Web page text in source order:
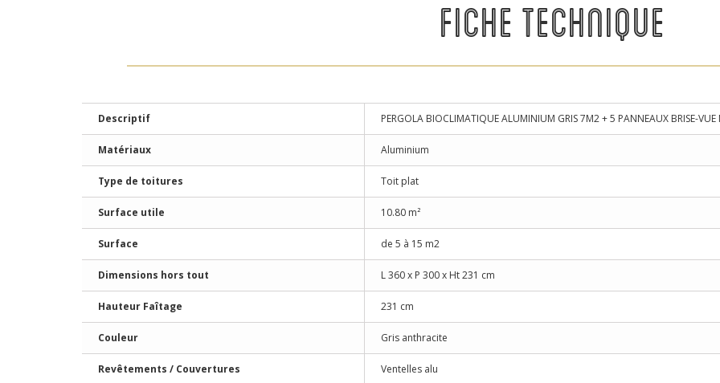
FICHE TECHNIQUE
Descriptif PERGOLA BIOCLIMATIQUE ALUMINIUM GRIS 7M2 + 5 PANNEAUX BRISE-
Matériaux Aluminium
Type de toitures Toit plat
Surface utile 10.80 m²
Surface de 5 à 15 m2
Dimensions hors tout L 360 x P 300 x Ht 231 cm
Hauteur Faîtage 231 cm
Couleur Gris anthracite
Revêtements / Couvertures Ventelles alu